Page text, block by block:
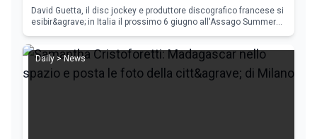
David Guetta, il disc jockey e produttore discografico francese si
esibir&agrave; in Italia il prossimo 6 giugno all'Assago Summer
rilasciat
Daily > News